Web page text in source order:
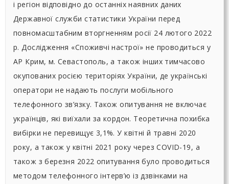
і регіон відповідно до останніх наявних даних
Державної служби статистики України перед
повномасштабним вторгненням росії 24 лютого 2022
р. Дослідження «Споживчі настрої» не проводиться у
АР Крим, м. Севастополь, а також інших тимчасово
окупованих росією територіях України, де українські
оператори не надають послуги мобільного
телефонного зв’язку. Також опитування не включає
українців, які виїхали за кордон. Теоретична похибка
вибірки не перевищує 3,1%. У квітні й травні 2020
року, а також у квітні 2021 року через COVID-19, а
також з березня 2022 опитування було проводиться
методом телефонного інтерв’ю із дзвінками на